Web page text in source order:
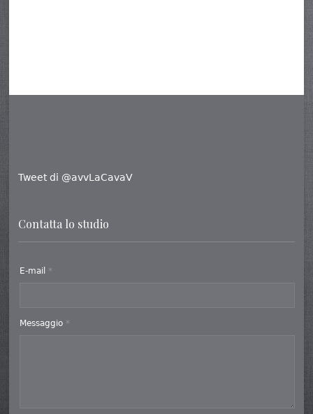
Tweet di @avvLaCavaV
Contatta lo studio
E-mail *
Messaggio *